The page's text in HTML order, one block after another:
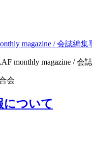
magazine / 会誌編
monthly magazine / 会
会
について